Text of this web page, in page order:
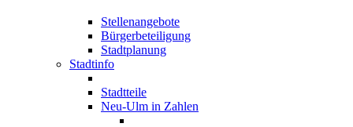
Stellenangebote
Bürgerbeteiligung
Stadtplanung
Stadtinfo
Stadtteile
Neu-Ulm in Zahlen